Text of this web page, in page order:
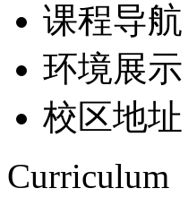
课程导航
环境展示
校区地址
Curriculum